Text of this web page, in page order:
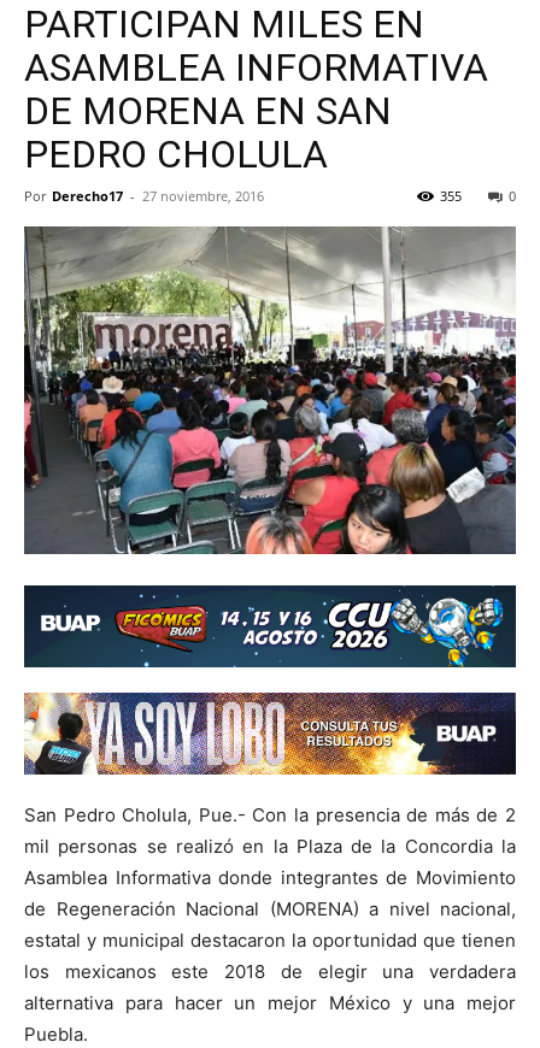
PARTICIPAN MILES EN
ASAMBLEA INFORMATIVA
DE MORENA EN SAN
PEDRO CHOLULA
Por Derecho17 - 27 noviembre, 2016 0
355
San Pedro Cholula, Pue.- Con la presencia de más de 2
mil personas se realizó en la Plaza de la Concordia la
Asamblea Informativa donde integrantes de Movimiento
de Regeneración Nacional (MORENA) a nivel nacional,
estatal y municipal destacaron la oportunidad que tienen
los mexicanos este 2018 de elegir una verdadera
alternativa para hacer un mejor México y una mejor
Puebla.